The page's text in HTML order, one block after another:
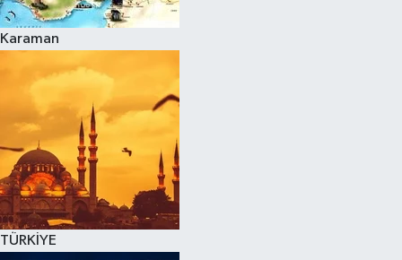
Karaman
TÜRKİYE